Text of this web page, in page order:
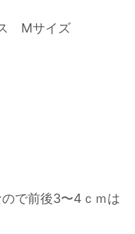
Mサイズ
で前後3〜4ｃｍは